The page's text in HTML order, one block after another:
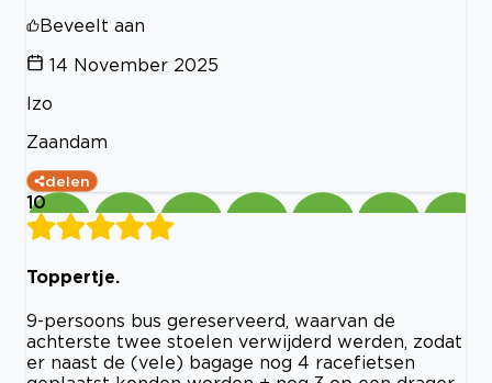
Beveelt aan
14 November 2025
Izo
Zaandam
delen
10
Toppertje.
9-persoons bus gereserveerd, waarvan de
achterste twee stoelen verwijderd werden, zodat
er naast de (vele) bagage nog 4 racefietsen